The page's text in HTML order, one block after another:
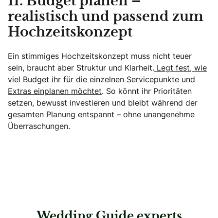
realistisch und passend zum
Hochzeitskonzept
Ein stimmiges Hochzeitskonzept muss nicht teuer
sein, braucht aber Struktur und Klarheit. Legt fest, wie
viel Budget ihr für die einzelnen Servicepunkte und
Extras einplanen möchtet. So könnt ihr Prioritäten
setzen, bewusst investieren und bleibt während der
gesamten Planung entspannt – ohne unangenehme
Überraschungen.